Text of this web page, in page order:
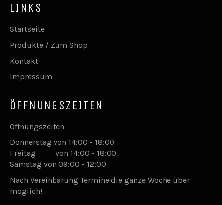
LINKS
Startseite
Produkte / Zum Shop
Kontakt
Impressum
ÖFFNUNGSZEITEN
Öffnungszeiten
Donnerstag von 14:00 - 18:00
Freitag von 14:00 - 18:00
Samstag von 09:00 - 12:00
Nach Vereinbarung Termine die ganze Woche über
möglich!